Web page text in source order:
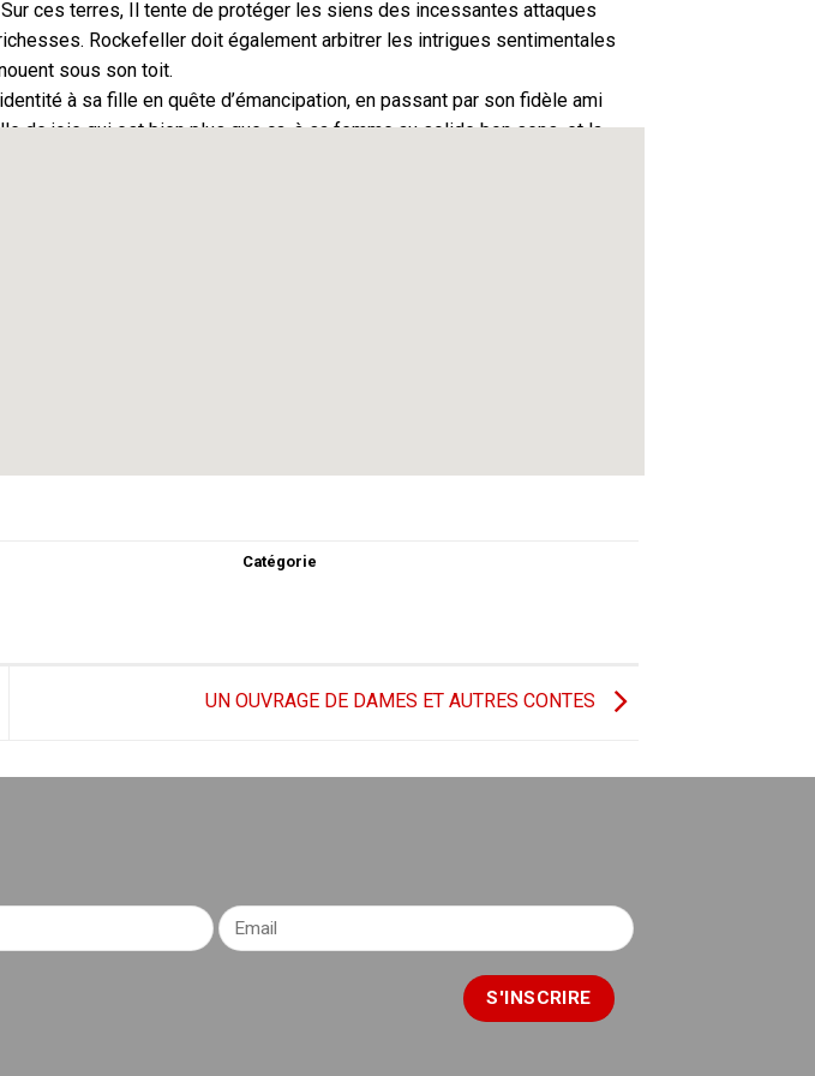
ces terres, Il tente de protéger les siens des incessantes attaques
Rockefeller doit également arbitrer les intrigues sentimentales
sous son toit.
à sa fille en quête d’émancipation, en passant par son fidèle ami
de joie qui est bien plus que ça, à sa femme au solide bon sens, et la
justicier… ce huis clos sera le terrain de joutes humanistes où chacun
Catégorie
UN OUVRAGE DE DAMES ET AUTRES CONTES